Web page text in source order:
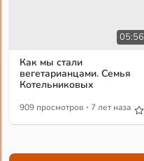
05:56
Как мы стали
вегетарианцами. Семья
Котельниковых
909 просмотров · 7 лет назад